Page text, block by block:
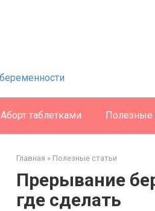
Аборт таблетками Полезные
Главная » Полезные статьи
Прерывание
где сделать